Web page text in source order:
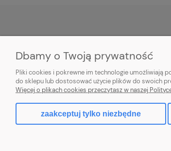
Warunki zwrotów
Regulamin
Dbamy o Twoją prywatność
Pliki cookies i pokrewne im technologie umożliwiają
do sklepu lub dostosować użycie plików do swoich
Więcej o plikach cookies przeczytasz w naszej
zaakceptuj tylko niezbędne